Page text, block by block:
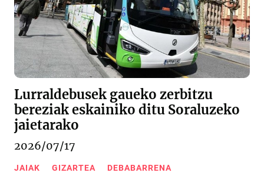
Lurraldebusek gaueko zerbitzu
bereziak eskainiko ditu Soraluzeko
jaietarako
2026/07/17
JAIAK GIZARTEA DEBABARRENA